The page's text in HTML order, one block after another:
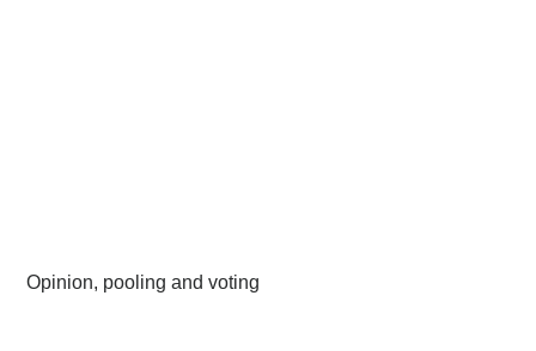
Opinion, pooling and voting